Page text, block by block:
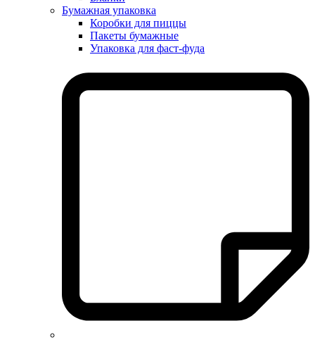
Бумажная упаковка
Коробки для пиццы
Пакеты бумажные
Упаковка для фаст-фуда